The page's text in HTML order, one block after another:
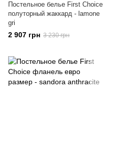
Постельное белье First Choice
полуторный жаккард - lamone
gri
2 907 грн 3 230 грн